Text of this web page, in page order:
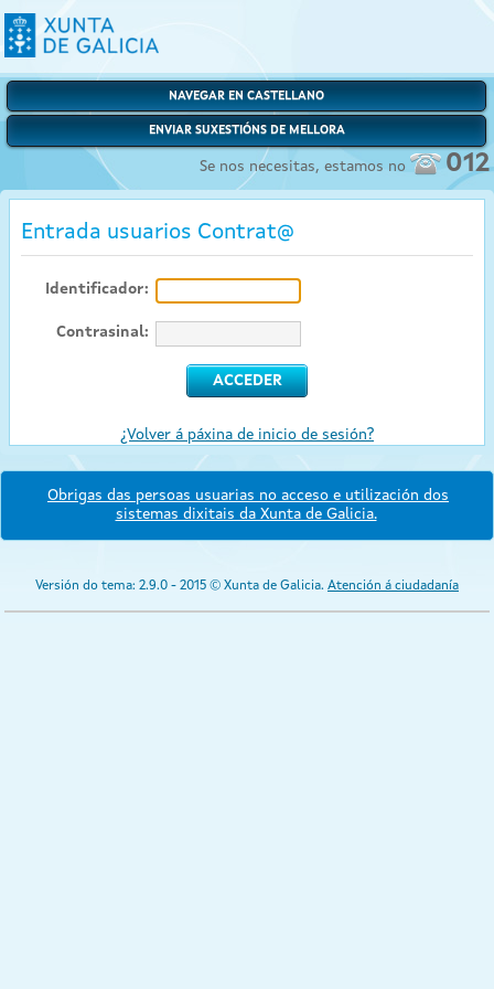
NAVEGAR EN CASTELLANO
ENVIAR SUXESTIÓNS DE MELLORA
Se nos necesitas, estamos no 012
Entrada usuarios Contrat@
Identificador:
Contrasinal:
¿Volver á páxina de inicio de sesión?
Obrigas das persoas usuarias no acceso e utilización dos
sistemas dixitais da Xunta de Galicia.
Versión do tema: 2.9.0 - 2015 © Xunta de Galicia. Atención á ciudadanía